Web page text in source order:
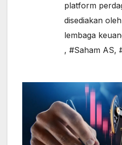
platform
disediakan
lembaga
, #Saham AS,